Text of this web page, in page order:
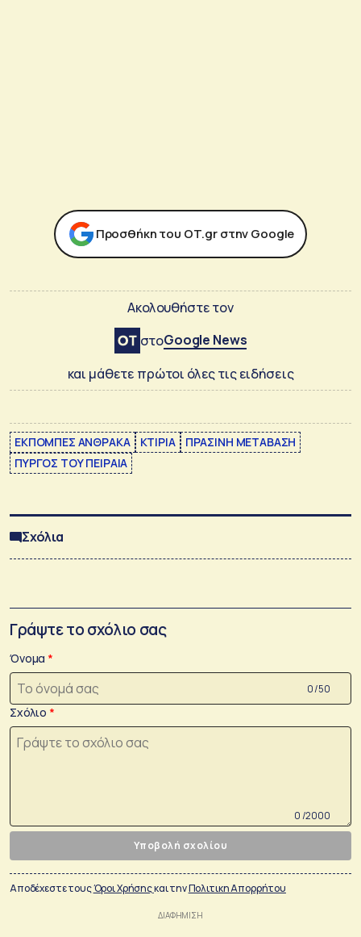
Προσθήκη του ΟΤ.gr στην Google
Ακολουθήστε τον
στοGoogle News
και μάθετε πρώτοι όλες τις ειδήσεις
ΕΚΠΟΜΠΕΣ ΑΝΘΡΑΚΑ ΚΤΙΡΙΑ
ΠΡΑΣΙΝΗ ΜΕΤΑΒΑΣΗ
ΠΥΡΓΟΣ ΤΟΥ ΠΕΙΡΑΙΑ
Σχόλια
Γράψτε το σχόλιο σας
Όνομα
0 /50
Σχόλιο
0 /2000
Υποβολή σχολίου
Αποδέχεστε τουςΌροι Χρήσηςκαι τηνΠολιτικη Απορρήτου